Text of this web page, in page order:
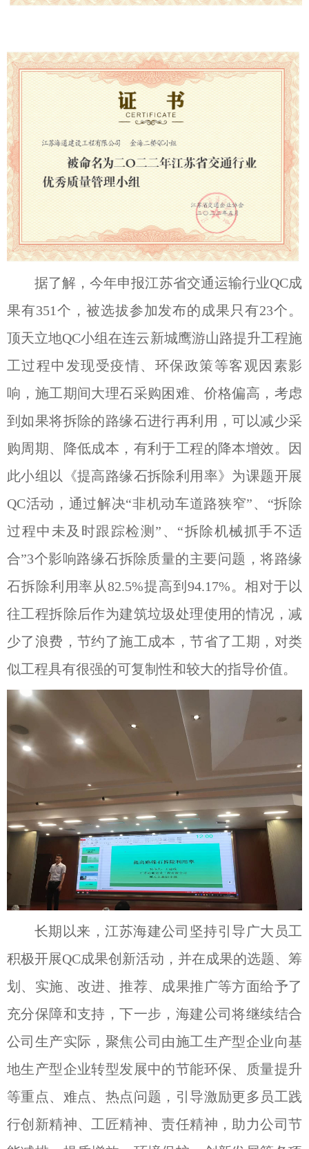
据了解，今年申报江苏省交通运输行业QC成
果有351个，被选拔参加发布的成果只有23个。
顶天立地QC小组在连云新城鹰游山路提升工程施
工过程中发现受疫情、环保政策等客观因素影
响，施工期间大理石采购困难、价格偏高，考虑
到如果将拆除的路缘石进行再利用，可以减少采
购周期、降低成本，有利于工程的降本增效。因
此小组以《提高路缘石拆除利用率》为课题开展
QC活动，通过解决“非机动车道路狭窄”、“拆除
过程中未及时跟踪检测”、“拆除机械抓手不适
合”3个影响路缘石拆除质量的主要问题，将路缘
石拆除利用率从82.5%提高到94.17%。相对于以
往工程拆除后作为建筑垃圾处理使用的情况，减
少了浪费，节约了施工成本，节省了工期，对类
似工程具有很强的可复制性和较大的指导价值。
长期以来，江苏海建公司坚持引导广大员工
积极开展QC成果创新活动，并在成果的选题、筹
划、实施、改进、推荐、成果推广等方面给予了
充分保障和支持，下一步，海建公司将继续结合
公司生产实际，聚焦公司由施工生产型企业向基
地生产型企业转型发展中的节能环保、质量提升
等重点、难点、热点问题，引导激励更多员工践
行创新精神、工匠精神、责任精神，助力公司节